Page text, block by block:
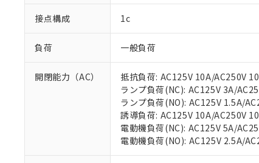
接点構成 1c
負荷 一般負荷
開閉能力（AC）
抵抗負荷: AC125V 10A/AC250V
ランプ負荷(NC): AC125V 3A/
ランプ負荷(NO): AC125V 1.5A/
誘導負荷: AC125V 10A/AC250V
電動機負荷(NC): AC125V 5A/
電動機負荷(NO): AC125V 2.5A/